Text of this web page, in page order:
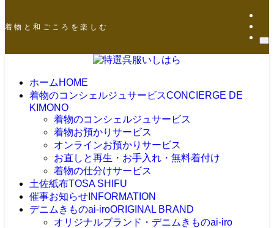
着 物 と 和 ご こ ろ を 楽 し む
ホーム HOME
着物のコンシェルジュサービスCONCIERGE DE
KIMONO
着物のコンシェルジュサービス
着物お預かりサービス
オンラインお預かりサービス
お直しと再生・お手入れ・無料着付け
着物の仕分けサービス
土佐紙布TOSA SHIFU
催事お知らせ INFORMATION
デニムきものai-iroORIGINAL BRAND
オリジナルブランド・デニムきものai-iro